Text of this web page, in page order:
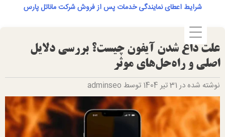
content
شرایط اعطای نمایندگی خدمات پس از فروش شرکت ماناتل پارس
علت داغ شدن آیفون چیست؟ بررسی دلایل
اصلی و راه‌حل‌های موثر‎
نوشته شده در 31 تیر 1404 توسط adminseo